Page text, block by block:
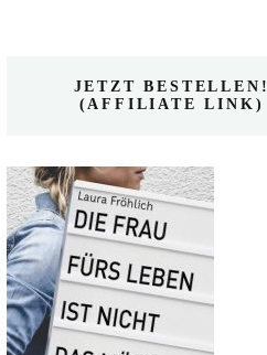
JETZT BESTELLEN!
(AFFILIATE LINK)